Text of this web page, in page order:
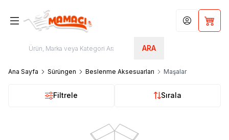
ARA
Hesabım
Ana Sayfa Sürüngen Beslenme Aksesuarları Maşalar
Filtrele Sırala